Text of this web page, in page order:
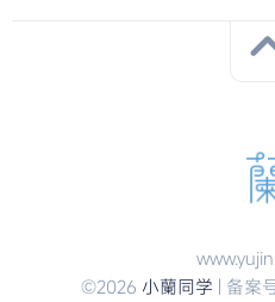
©2026 小蘭同学 | 备案号